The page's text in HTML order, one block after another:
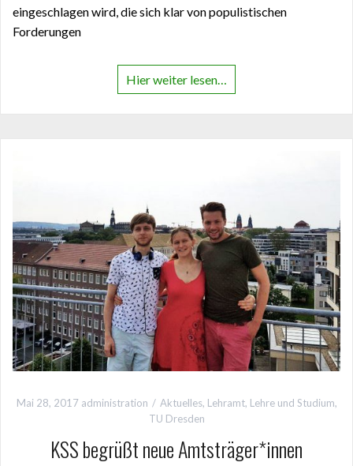
eingeschlagen wird, die sich klar von populistischen
Forderungen
Hier weiter lesen…
Mai 28, 2017 administration Aktuelles, Lehramt, Lehre und Studium,
TU Dresden
KSS begrüßt neue Amtsträger*innen